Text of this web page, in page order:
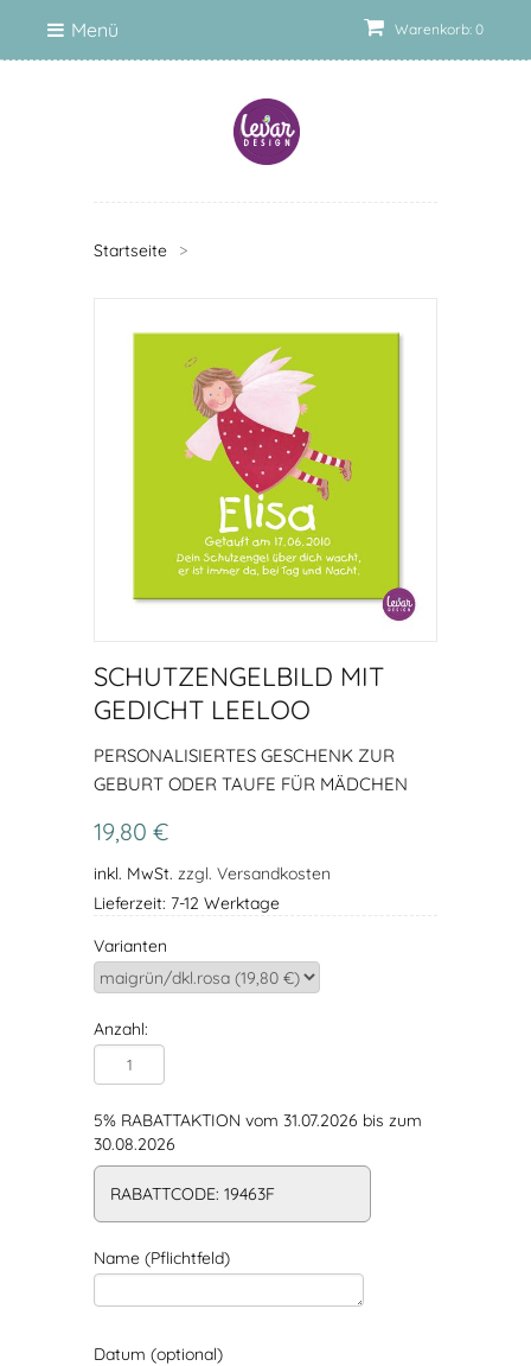
Warenkorb: 0
Menü
Startseite >
SCHUTZENGELBILD MIT
GEDICHT LEELOO
PERSONALISIERTES GESCHENK ZUR
GEBURT ODER TAUFE FÜR MÄDCHEN
19,80 €
inkl. MwSt. zzgl. Versandkosten
Lieferzeit: 7-12 Werktage
Varianten
Anzahl:
5% RABATTAKTION vom 31.07.2026 bis zum
30.08.2026
RABATTCODE: 19463F
Name (Pflichtfeld)
Datum (optional)